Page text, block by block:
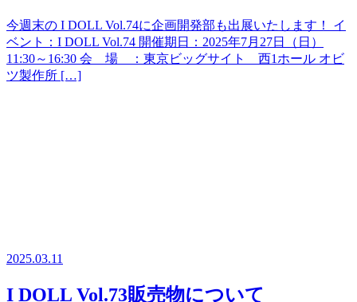
今週末の I DOLL Vol.74に企画開発部も出展いたします！ イ
ベント：I DOLL Vol.74 開催期日：2025年7月27日（日）
11:30～16:30 会 場 ：東京ビッグサイト 西1ホール オビ
ツ製作所 […]
2025.03.11
I DOLL Vol.73販売物について